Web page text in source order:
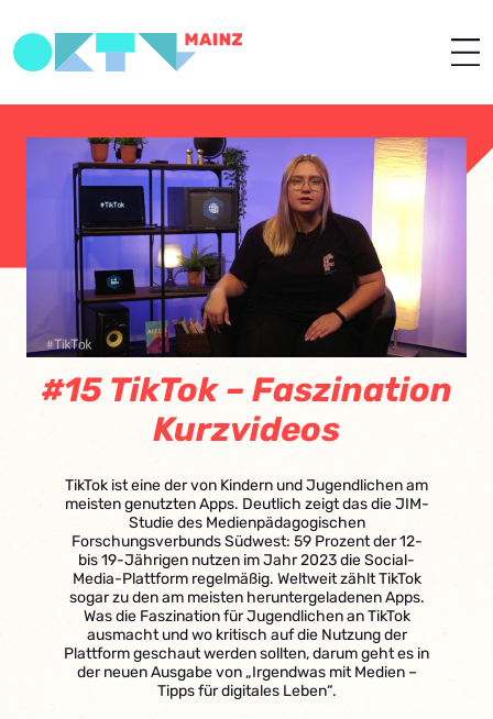
#15 TikTok – Faszination
Kurzvideos
TikTok ist eine der von Kindern und Jugendlichen am
meisten genutzten Apps. Deutlich zeigt das die JIM-
Studie des Medienpädagogischen
Forschungsverbunds Südwest: 59 Prozent der 12-
bis 19-Jährigen nutzen im Jahr 2023 die Social-
Media-Plattform regelmäßig. Weltweit zählt TikTok
sogar zu den am meisten heruntergeladenen Apps.
Was die Faszination für Jugendlichen an TikTok
ausmacht und wo kritisch auf die Nutzung der
Plattform geschaut werden sollten, darum geht es in
der neuen Ausgabe von „Irgendwas mit Medien –
Tipps für digitales Leben“.